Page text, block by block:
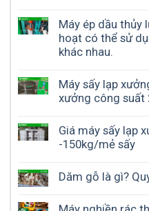
Máy ép dầu thủy
hoạt có thể sử
khác nhau.
Máy sấy lạp
xưởng công suất
Giá máy sấy lạp
-150kg/mẻ sấy
Dăm gỗ là gì?